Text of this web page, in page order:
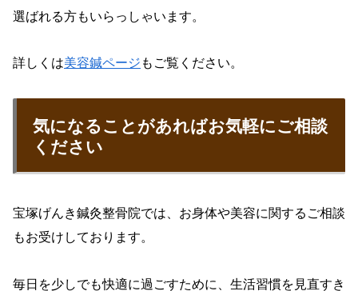
選ばれる方もいらっしゃいます。
詳しくは美容鍼ページ もご覧ください。
気になることがあればお気軽にご相談
ください
宝塚げんき鍼灸整骨院では、お身体や美容に関するご相談
もお受けしております。
毎日を少しでも快適に過ごすために、生活習慣を見直すき